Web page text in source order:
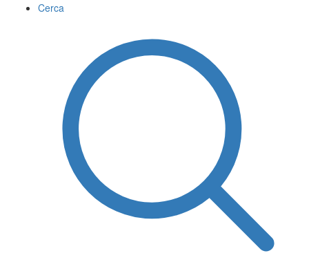
Cerca